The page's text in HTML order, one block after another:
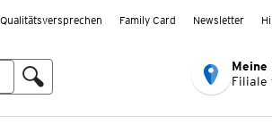
Qualitätsversprechen Family Card Newsletter
Meine
Filiale